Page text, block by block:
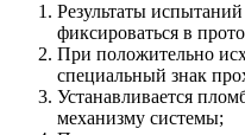
Результаты
фиксироваться в
При положительно
специальный знак
Устанавливается
механизму системы;